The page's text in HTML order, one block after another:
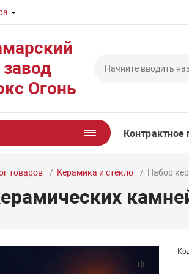
завод
Огонь
Контрактное
товаров Керамика и стекло Набор